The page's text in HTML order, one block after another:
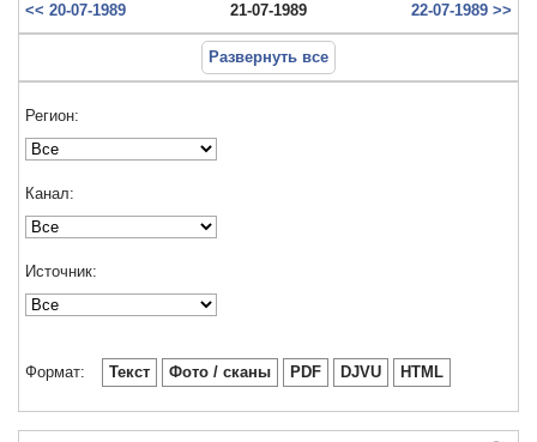
<< 20-07-1989 21-07-1989 22-07-1989 >>
Развернуть все
Регион:
Канал:
Источник:
Формат: Текст Фото / сканы PDF DJVU HTML